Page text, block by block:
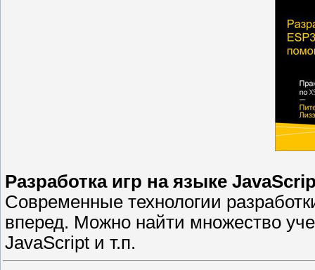
Разработка игр на языке
Современные технологии
вперед. Можно найти множество
JavaScript и т.п.